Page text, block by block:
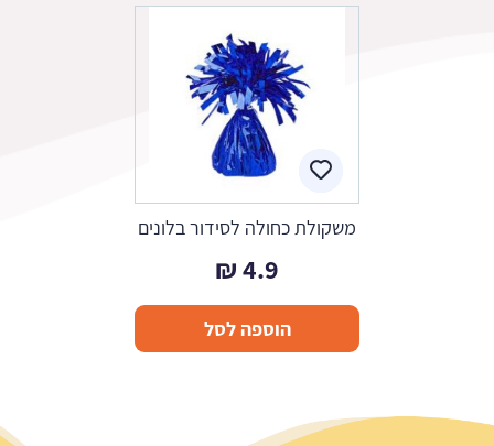
משקולת כחולה לסידור בלונים
4.9
₪
הוספה לסל